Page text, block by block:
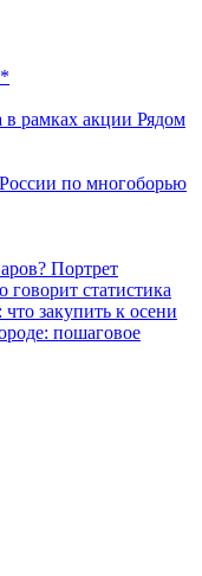
рамках акции Рядом
по многоборью
Портрет
говорит статистика
закупить к осени
пошаговое